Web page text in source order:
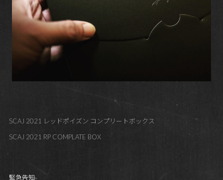
SCAJ 2021 レッドポイズン コンプリートボックス
SCAJ 2021 RP COMPLATE BOX
緊急告知